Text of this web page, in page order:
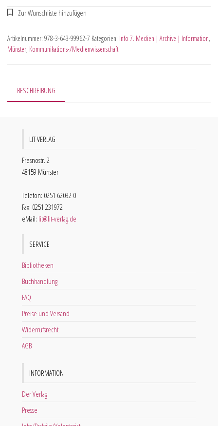
Artikelnummer: 978-3-643-99962-7 Kategorien: Info 7. Medien | Archive | Information,
Münster, Kommunikations-/Medienwissenschaft
BESCHREIBUNG
LIT VERLAG
Fresnostr. 2
48159 Münster
Telefon: 0251 62032 0
Fax: 0251 231972
eMail: lit@lit-verlag.de
SERVICE
Bibliotheken
Buchhandlung
FAQ
Preise und Versand
Widerrufsrecht
AGB
INFORMATION
Der Verlag
Presse